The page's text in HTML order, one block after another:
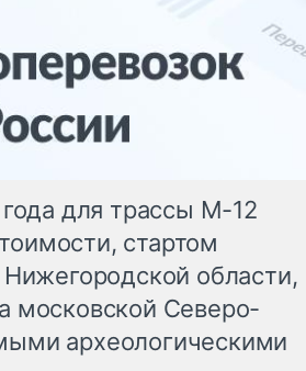
для трассы М-12
стартом
Нижегородской области,
московской Северо-
археологическими